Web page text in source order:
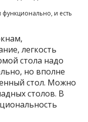
и есть
легкость
стола надо
но вполне
стол. Можно
столов. В